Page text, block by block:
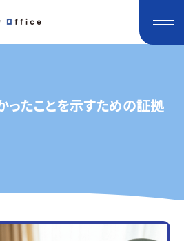
ったことを示すための証拠